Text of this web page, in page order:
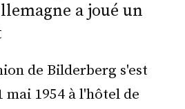
a joué un
de Bilderberg s'est
mai 1954 à l'hôtel de